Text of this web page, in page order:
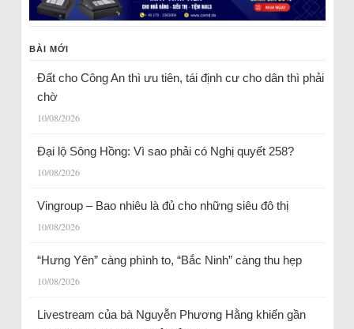
BÀI MỚI
Đất cho Công An thì ưu tiên, tái định cư cho dân thì phải
chờ
10/08/2026
Đại lộ Sông Hồng: Vì sao phải có Nghị quyết 258?
10/08/2026
Vingroup – Bao nhiêu là đủ cho những siêu đô thị
10/08/2026
“Hưng Yên” càng phình to, “Bắc Ninh” càng thu hẹp
10/08/2026
Livestream của bà Nguyễn Phương Hằng khiến gần